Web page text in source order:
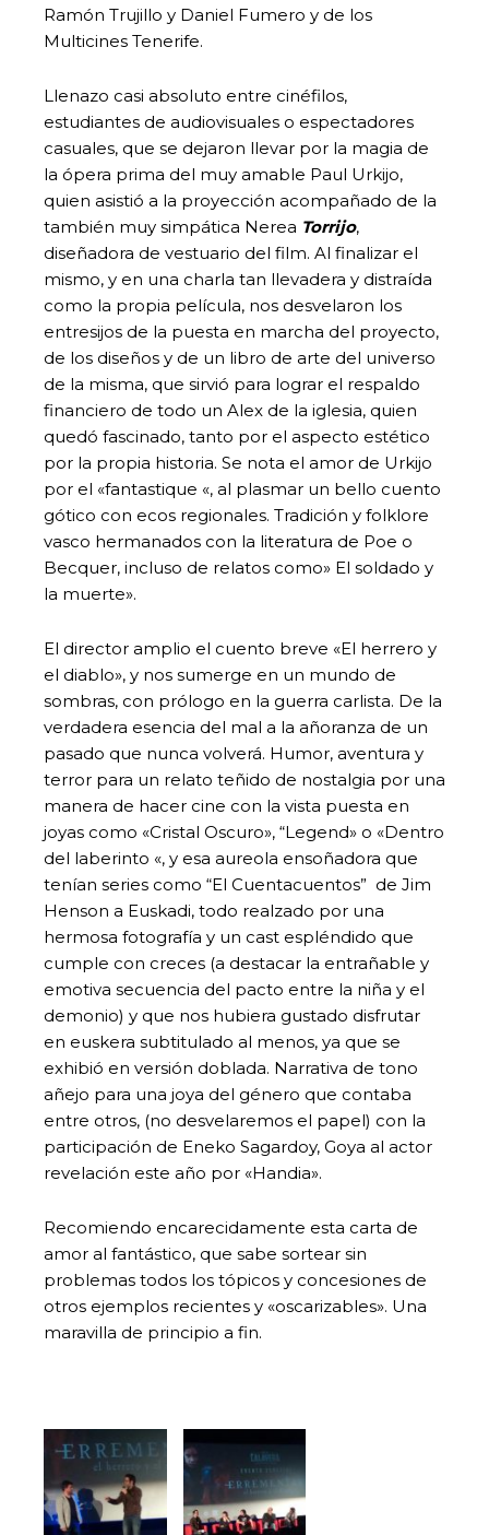
Ramón Trujillo y Daniel Fumero y de los
Multicines Tenerife.
Llenazo casi absoluto entre cinéfilos,
estudiantes de audiovisuales o espectadores
casuales, que se dejaron llevar por la magia de
la ópera prima del muy amable Paul Urkijo,
quien asistió a la proyección acompañado de la
también muy simpática Nerea Torrijo,
diseñadora de vestuario del film. Al finalizar el
mismo, y en una charla tan llevadera y distraída
como la propia película, nos desvelaron los
entresijos de la puesta en marcha del proyecto,
de los diseños y de un libro de arte del universo
de la misma, que sirvió para lograr el respaldo
financiero de todo un Alex de la iglesia, quien
quedó fascinado, tanto por el aspecto estético
por la propia historia. Se nota el amor de Urkijo
por el «fantastique «, al plasmar un bello cuento
gótico con ecos regionales. Tradición y folklore
vasco hermanados con la literatura de Poe o
Becquer, incluso de relatos como» El soldado y
la muerte».
El director amplio el cuento breve «El herrero y
el diablo», y nos sumerge en un mundo de
sombras, con prólogo en la guerra carlista. De la
verdadera esencia del mal a la añoranza de un
pasado que nunca volverá. Humor, aventura y
terror para un relato teñido de nostalgia por una
manera de hacer cine con la vista puesta en
joyas como «Cristal Oscuro», “Legend» o «Dentro
del laberinto «, y esa aureola ensoñadora que
tenían series como “El Cuentacuentos” de Jim
Henson a Euskadi, todo realzado por una
hermosa fotografía y un cast espléndido que
cumple con creces (a destacar la entrañable y
emotiva secuencia del pacto entre la niña y el
demonio) y que nos hubiera gustado disfrutar
en euskera subtitulado al menos, ya que se
exhibió en versión doblada. Narrativa de tono
añejo para una joya del género que contaba
entre otros, (no desvelaremos el papel) con la
participación de Eneko Sagardoy, Goya al actor
revelación este año por «Handia».
Recomiendo encarecidamente esta carta de
amor al fantástico, que sabe sortear sin
problemas todos los tópicos y concesiones de
otros ejemplos recientes y «oscarizables». Una
maravilla de principio a fin.